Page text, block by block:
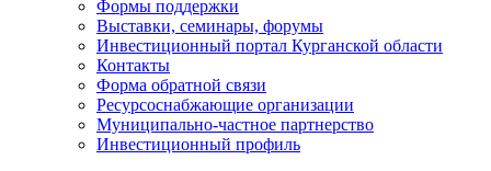
Формы поддержки
Выставки, семинары, форумы
Инвестиционный портал Курганской области
Контакты
Форма обратной связи
Ресурсоснабжающие организации
Муниципально-частное партнерство
Инвестиционный профиль